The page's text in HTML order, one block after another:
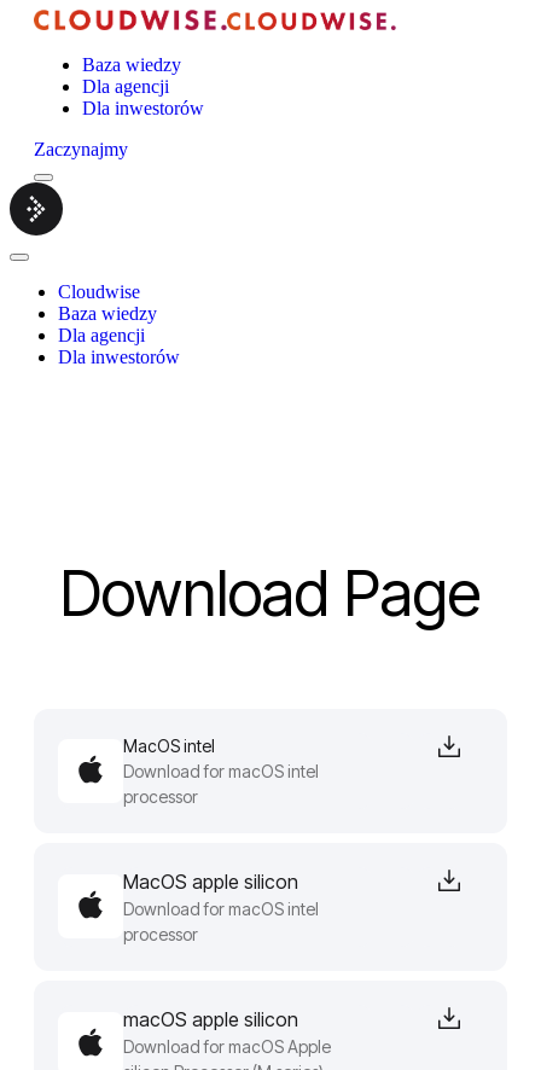
Baza wiedzy
Dla agencji
Dla inwestorów
Zaczynajmy
Menu
Cloudwise.
Close
Cloudwise
Baza wiedzy
Dla agencji
Dla inwestorów
Download Page
MacOS intel
Download for macOS intel
processor
MacOS apple silicon
Download for macOS intel
processor
macOS apple silicon
Download for macOS Apple